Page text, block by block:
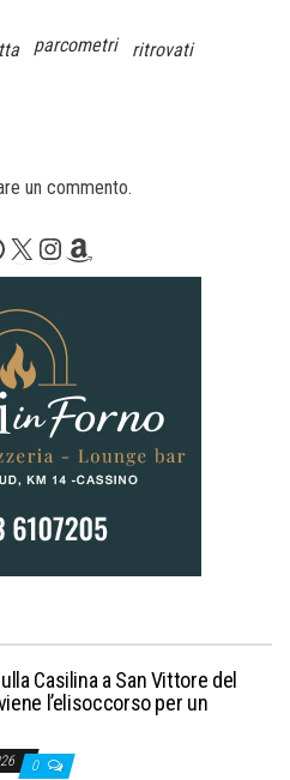
parcometri
ritrovati
un commento.
X Instagram
Amazon
Casilina a San Vittore del
l’elisoccorso per un
0